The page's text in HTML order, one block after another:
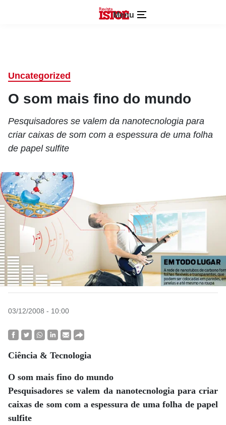
Menu
Uncategorized
O som mais fino do mundo
Pesquisadores se valem da nanotecnologia para
criar caixas de som com a espessura de uma folha
de papel sulfite
03/12/2008 - 10:00
Ciência & Tecnologia
O som mais fino do mundo
Pesquisadores se valem da nanotecnologia para criar
caixas de som com a espessura de uma folha de papel
sulfite